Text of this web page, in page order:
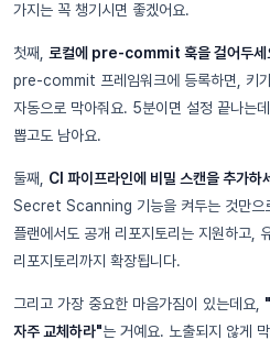
가지는 꼭 챙기시면 좋겠어요.
첫째, 로컬에 pre-commit 훅을 걸어두세
pre-commit 프레임워크에 등록하면, 키
자동으로 막아줘요. 5분이면 설정 끝나는
뽑고도 남아요.
둘째, CI 파이프라인에 비밀 스캔을 추가하
Secret Scanning 기능을 켜두는 것만으
플랜에서도 공개 리포지토리는 지원하고,
리포지토리까지 확장됩니다.
그리고 가장 중요한 마음가짐이 있는데요,
자주 교체하라"는 거예요. 노출되지 않게